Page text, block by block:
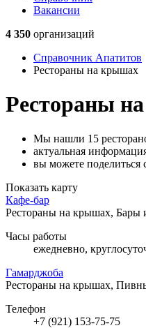
Вакансии
4 350 организаций
Справочник Апатитов
Рестораны на крышах
Рестораны
Мы нашли 15
актуальная
вы можете поделиться
Показать карту
Кафе-бар
Рестораны на крышах, Бары
Часы работы
ежедневно,
Гамарджоба
Рестораны на крышах,
Телефон
+7 (921) 153-75-75